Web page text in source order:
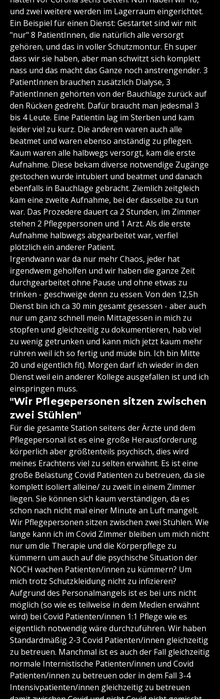
und zwei weitere werden im Lagerraum eingerichtet.
Ein Beispiel für einen Dienst: Gestartet sind wir mit
"nur" 8 PatientInnen, die natürlich alle versorgt
gehören, und das in voller Schutzmontur. Eh super
dass wir sie haben, aber man schwitzt sich komplett
nass und das macht das Ganze noch anstrengender. 3
PatientInnen brauchen zusätzlich Dialyse, 3
PatientInnen gehörten von der Bauchlage zurück auf
den Rücken gedreht. Dafür braucht man jedesmal 3
bis 4 Leute. Eine Patientin lag im Sterben und kam
leider viel zu kurz. Die anderen waren auch alle
beatmet und waren ebenso anständig zu pflegen.
Kaum waren alle halbwegs versorgt, kam die erste
Aufnahme. Diese bekam diverse notwendige Zugänge
gestochen wurde intubiert und beatmet und danach
ebenfalls in Bauchlage gebracht. Ziemlich zeitgleich
kam eine zweite Aufnahme, bei der dasselbe zu tun
war. Das Prozedere dauert ca 2 Stunden, im Zimmer
stehen 2 Pflegepersonen und 1 Arzt. Als die erste
Aufnahme halbwegs abgearbeitet war, verfiel
plötzlich ein anderer Patient.
Irgendwann war da nur mehr Chaos, jeder hat
irgendwem geholfen und wir haben die ganze Zeit
durchgearbeitet ohne Pause und ohne etwas zu
trinken - geschweige denn zu essen. Von den 12,5h
Dienst bin ich ca 30 min gesamt gesessen - aber auch
nur um ganz schnell mein Mittagessen in mich zu
stopfen und gleichzeitig zu dokumentieren, hab viel
zu wenig getrunken und kann mich jetzt kaum mehr
rühren weil ich so fertig und müde bin. Ich bin Mitte
20 und eigentlich fit). Morgen darf ich wieder in den
Dienst weil ein anderer Kollege ausgefallen ist und ich
einspringen muss.
"Wir Pflegepersonen sitzen zwischen
zwei Stühlen"
Für die gesamte Station seitens der Ärzte und dem
Pflegepersonal ist es eine große Herausforderung
körperlich aber größtenteils psychisch, dies wird
meines Erachtens viel zu selten erwähnt. Es ist eine
große Belastung Covid Patienten zu betreuen, da sie
komplett isoliert alleine/ zu zweit in einem Zimmer
liegen. Sie können sich kaum verständigen, da es
schon nach nicht mal einer Minute an Luft mangelt.
Wir Pflegepersonen sitzen zwischen zwei Stühlen. Wie
lange kann ich im Covid Zimmer bleiben um mich nicht
nur um die Therapie und die Körperpflege zu
kümmern um auch auf die psychische Situation der
NOCH wachen Patienten/innen zu kümmern? Um
mich trotz Schutzkleidung nicht zu infizieren?
Aufgrund des Personalmangels ist es bei uns nicht
möglich (so wie es teilweise in dem Medien erwähnt
wird) bei Covid Patienten/innen 1:1 Pflege wie es
eigentlich notwendig wäre durchzuführen. Wir haben
Standardmäßig 2-3 Covid Patienten/innen gleichzeitig
zu betreuen. Manchmal ist es auch der Fall gleichzeitig
normale Internistische Patienten/innen und Covid
Patienten/innen zu betreuen oder in dem Fall 3-4
Intensivpatienten/innen gleichzeitig zu betreuen